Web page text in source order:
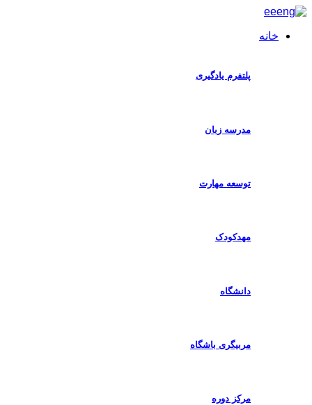
خانه
پلتفرم یادگیری
مدرسه زبان
توسعه مهارت
مهدکودک
دانشگاه
مربیگری باشگاه
مرکز دوره